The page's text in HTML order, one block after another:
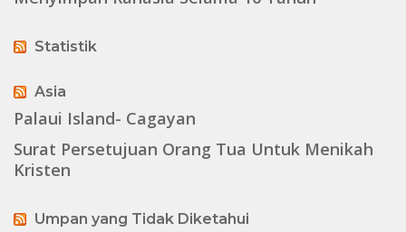
Statistik
Asia
Palaui Island- Cagayan
Surat Persetujuan Orang Tua Untuk Menikah
Kristen
Umpan yang Tidak Diketahui